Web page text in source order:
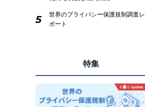
5
世界のプライバシー保護規制調査レ
ポート
特集